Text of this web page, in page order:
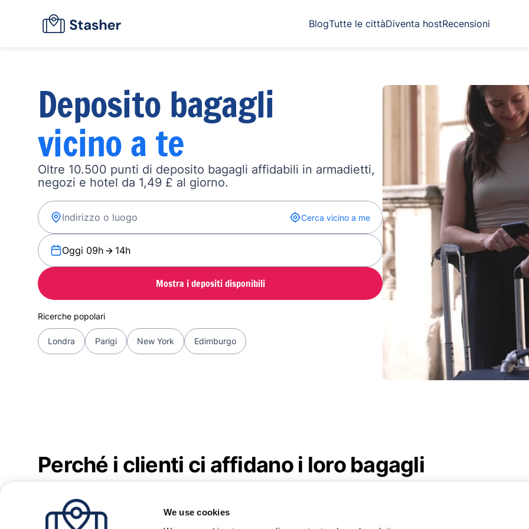
We use cookies
BlogTutte le cittàDiventa hostRecensioni
Deposito bagagli
vicino a te
Oltre 10.500 punti di deposito bagagli affidabili in armadietti,
negozi e hotel da 1,49 £ al giorno.
Cerca vicino a me
Oggi 09h 14h
Mostra i depositi disponibili
Ricerche popolari
Londra Parigi New York Edimburgo
Perché i clienti ci affidano i loro bagagli